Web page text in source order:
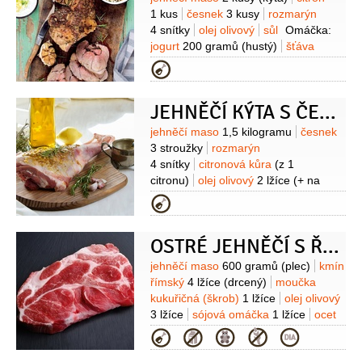
1 kus
česnek 3 kusy
rozmarýn
4 snítky
olej olivový sůl Omáčka:
jogurt 200 gramů (hustý)
šťáva
citronová
1 svazek
olej olivový
480 gramů
vývar zeleninový
600 mililitrů
cibule3 kusy
rozinky
2 hrsti
víno červené
olivový
4 lžíce sůl
Kategorie
JEHNĚČÍ KÝTA S ČESNEKEM A ROZMARÝNEM
Suroviny
jehněčí maso 1,5 kilogramu
česnek
3 stroužky
rozmarýn
4 snítky
citronová kůra (z 1
citronu)
olej olivový 2 lžíce (+ na
zakápnutí)
(malé)
ředkvičky
máta1 hrst (čerstvá)
cukr
1 lžička
ocet vinný 3 lžíce (bílý)
Kategorie
OSTRÉ JEHNĚČÍ S ŘÍMSKÝM KMÍNEM
Suroviny
jehněčí maso 600 gramů (plec)
kmín
římský 4 lžíce (drcený)
moučka
kukuřičná (škrob) 1 lžíce
olej olivový
3 lžíce
sójová omáčka 1 lžíce
ocet
rýžový1 lžíce
paprička chilli červená
1 kus
cibulka jarní2 kusy
Kategorie